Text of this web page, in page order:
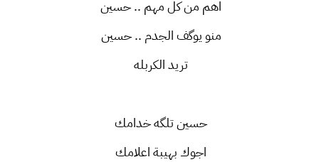
اهم من كل مهم .. حسين
منو يوگف الجدم .. حسين
تريد الكربله
حسين تلگه خدامك
اجوك بهيبة اعلامك